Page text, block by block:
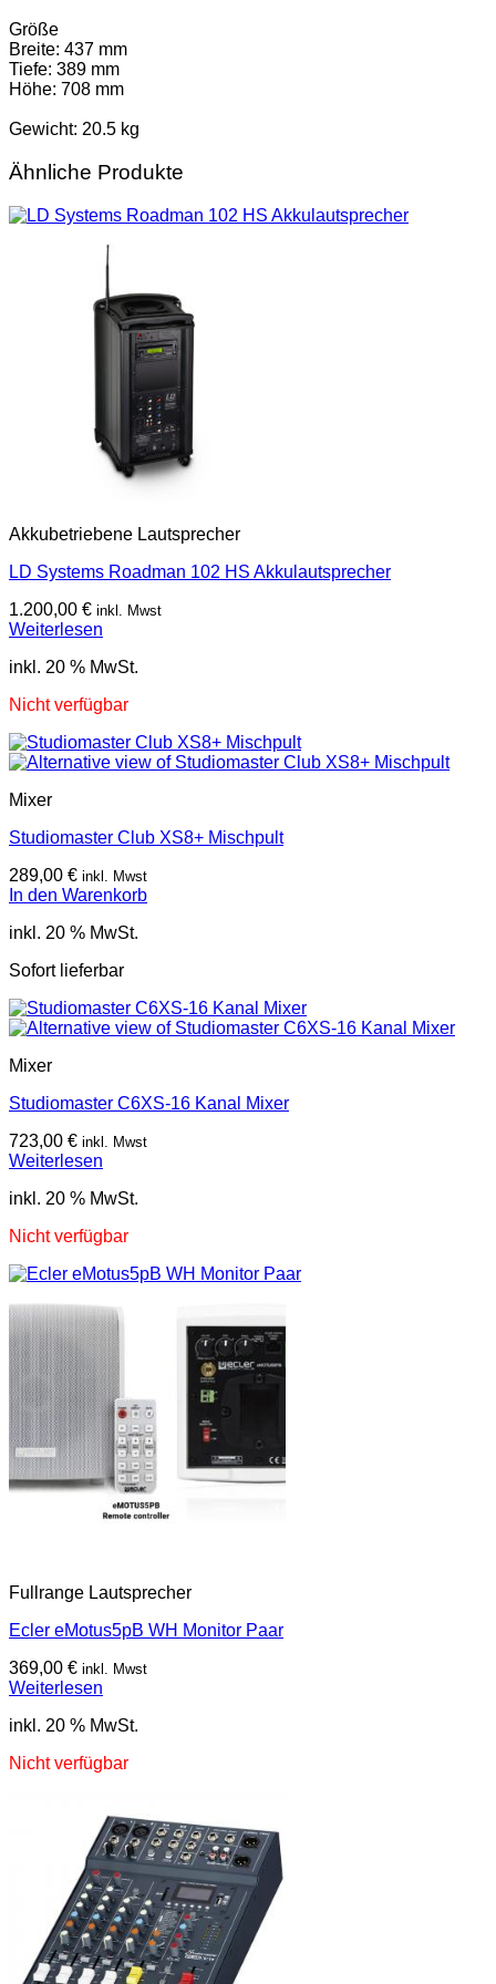
Größe
Breite: 437 mm
Tiefe: 389 mm
Höhe: 708 mm
Gewicht: 20.5 kg
Ähnliche Produkte
Akkubetriebene Lautsprecher
LD Systems Roadman 102 HS Akkulautsprecher
1.200,00 € inkl. Mwst
Weiterlesen
inkl. 20 % MwSt.
Nicht verfügbar
Mixer
Studiomaster Club XS8+ Mischpult
289,00 € inkl. Mwst
In den Warenkorb
inkl. 20 % MwSt.
Sofort lieferbar
Mixer
Studiomaster C6XS-16 Kanal Mixer
723,00 € inkl. Mwst
Weiterlesen
inkl. 20 % MwSt.
Nicht verfügbar
Fullrange Lautsprecher
Ecler eMotus5pB WH Monitor Paar
369,00 € inkl. Mwst
Weiterlesen
inkl. 20 % MwSt.
Nicht verfügbar